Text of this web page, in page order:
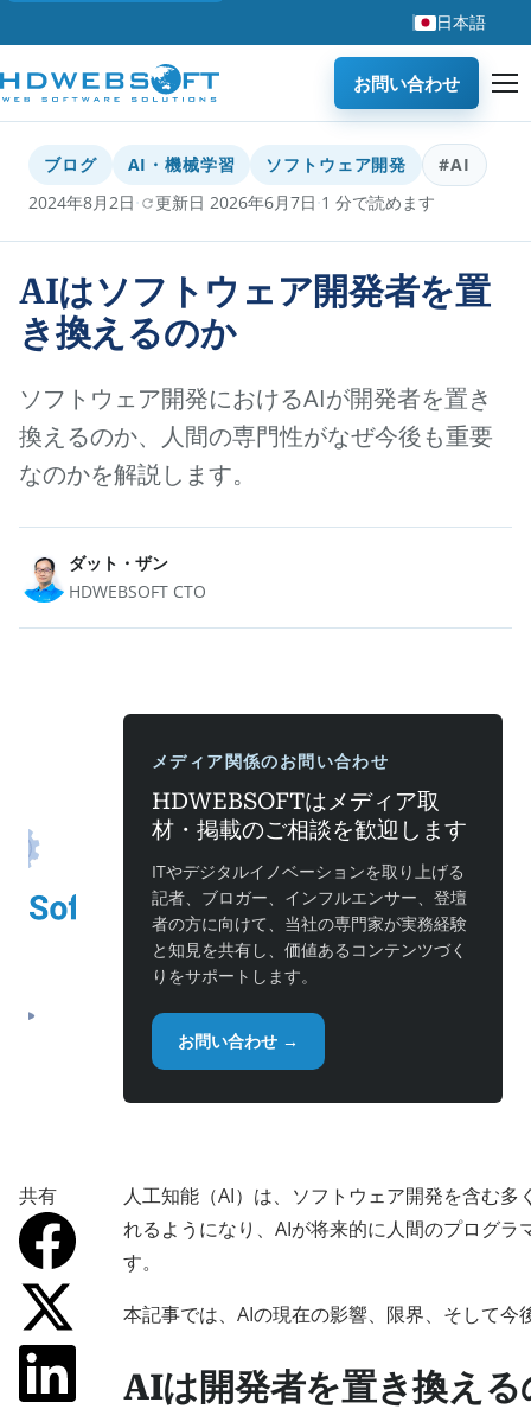
日本語
お問い合わせ
ブログ AI・機械学習 ソフトウェア開発
#AI
2024年8月2日· 更新日 2026年6月7日·1 分で読めます
AIはソフトウェア開発者を置
き換えるのか
ソフトウェア開発におけるAIが開発者を置き
換えるのか、人間の専門性がなぜ今後も重要
なのかを解説します。
ダット・ザン
HDWEBSOFT CTO
メディア関係のお問い合わせ
HDWEBSOFTはメディア取
材・掲載のご相談を歓迎します
ITやデジタルイノベーションを取り上げる
記者、ブロガー、インフルエンサー、登壇
者の方に向けて、当社の専門家が実務経験
と知見を共有し、価値あるコンテンツづく
りをサポートします。
お問い合わせ →
共有
人工知能（AI）は、ソフトウェア開発を含む
れるようになり、AIが将来的に人間のプログ
す。
本記事では、AIの現在の影響、限界、そして
AIは開発者を置き換える